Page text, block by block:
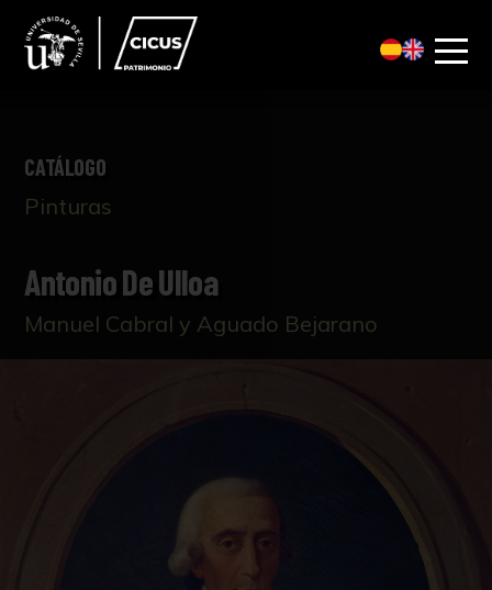
CATÁLOGO
Pinturas
Antonio De Ulloa
Manuel Cabral y Aguado Bejarano